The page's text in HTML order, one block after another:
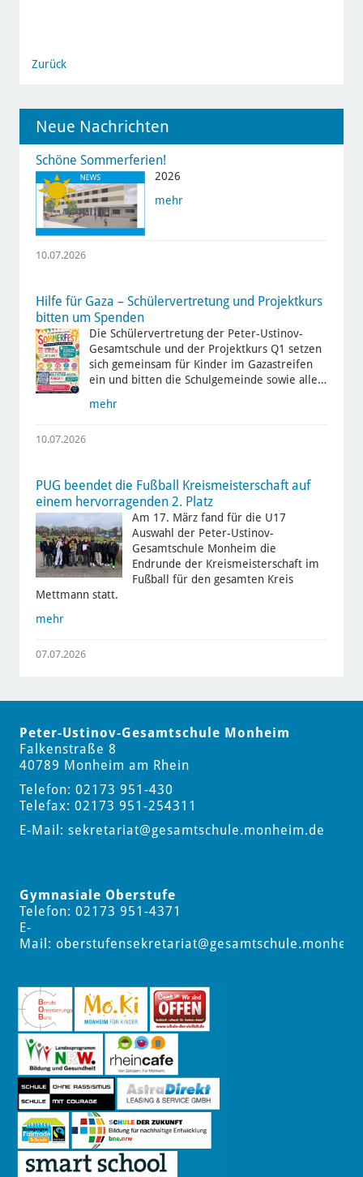
Zurück
Neue Nachrichten
Schöne Sommerferien!
2026
mehr
10.07.2026
Hilfe für Gaza – Schülervertretung und Projektkurs
bitten um Spenden
Die Schülervertretung der Peter-Ustinov-
Gesamtschule und der Projektkurs Q1 setzen
sich gemeinsam für Kinder im Gazastreifen
ein und bitten die Schulgemeinde sowie alle…
mehr
10.07.2026
PUG beendet die Fußball Kreismeisterschaft auf
einem hervorragenden 2. Platz
Am 17. März fand für die U17
Auswahl der Peter-Ustinov-
Gesamtschule Monheim die
Endrunde der Kreismeisterschaft im
Fußball für den gesamten Kreis
Mettmann statt.
mehr
07.07.2026
Peter-Ustinov-Gesamtschule Monheim
Falkenstraße 8
40789 Monheim am Rhein
Telefon: 02173 951-430
Telefax: 02173 951-254311
E-Mail: sekretariat@gesamtschule.monheim.de
Gymnasiale Oberstufe
Telefon: 02173 951-4371
E-
Mail: oberstufensekretariat